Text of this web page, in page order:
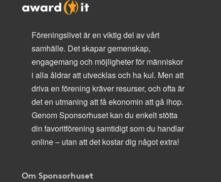
Föreningslivet är en viktig del av vårt
samhälle. Det skapar gemenskap,
engagemang och möjligheter för människor
i alla åldrar att utvecklas och ha kul. Men att
driva en förening kräver resurser, och ofta är
det en utmaning att få ekonomin att gå ihop.
Genom Sponsorhuset kan du enkelt stötta
din favoritförening samtidigt som du handlar
online – utan att det kostar dig något extra!
Om Sponsorhuset